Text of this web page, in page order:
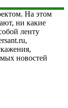
На этом
ни какие
ленту
новостей